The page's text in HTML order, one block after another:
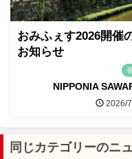
おみふぇす2026開催
お知らせ
NIPPONIA
2026/
同じカテゴリーのニ